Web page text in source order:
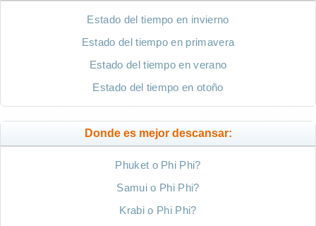
Estado del tiempo en invierno
Estado del tiempo en primavera
Estado del tiempo en verano
Estado del tiempo en otoño
Donde es mejor descansar:
Phuket o Phi Phi?
Samui o Phi Phi?
Krabi o Phi Phi?